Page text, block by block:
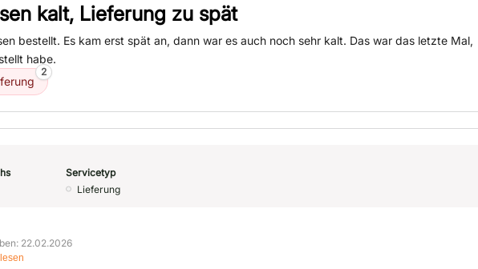
kalt, Lieferung zu spät
bestellt. Es kam erst spät an, dann war es auch noch sehr kalt. Das war das letzte Mal,
habe.
2
Servicetyp
Lieferung
22.02.2026